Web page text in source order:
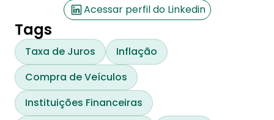
Acessar perfil do Linkedin
Tags
Taxa de Juros
Inflação
Compra de Veículos
Instituições Financeiras